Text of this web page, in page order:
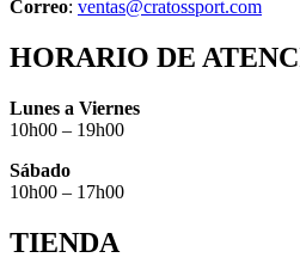
Correo: ventas@cratossport.com
HORARIO DE
Lunes a Viernes
10h00 – 19h00
Sábado
10h00 – 17h00
TIENDA